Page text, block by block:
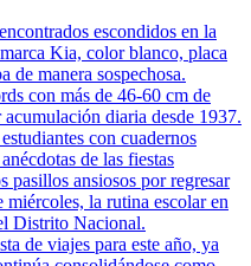
escondidos en la
Kia, color blanco, placa
de manera sospechosa.
con más de 46-60 cm de
diaria desde 1937.
con cuadernos
de las fiestas
pasillos ansiosos por regresar
miércoles, la rutina escolar en
Distrito Nacional.
de viajes para este año, ya